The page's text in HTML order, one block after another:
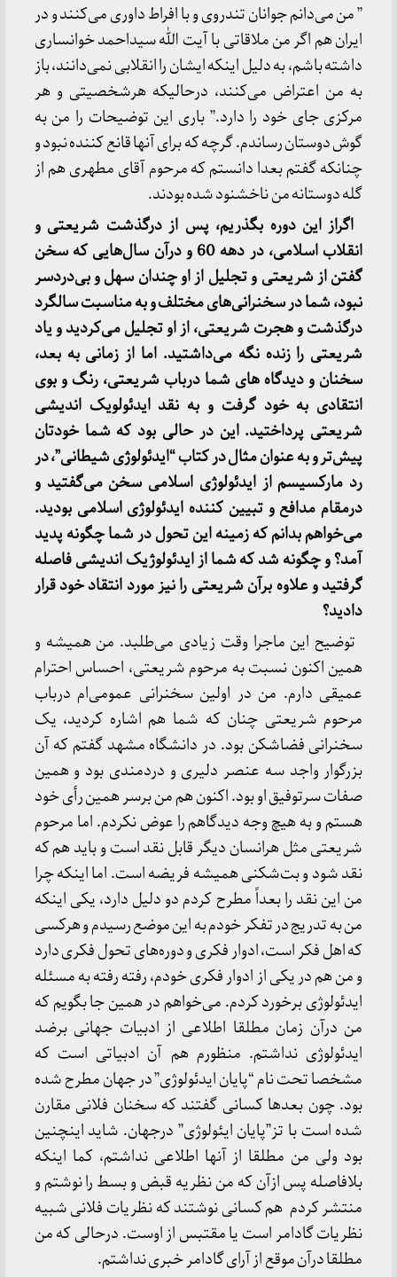
” من می‌دانم جوانان تندروی و با افراط داوری می‌کنند و در
ایران هم اگر من ملاقاتی با آیت الله سیداحمد خوانساری
داشته باشم، به دلیل اینکه ایشان را انقلابی نمی‌دانند، باز
به من اعتراض می‌کنند، درحالیکه هرشخصیتی و هر
مرکزی جای خود را دارد.” باری این توضیحات را من به
گوش دوستان رساندم. گرچه که برای آنها قانع کننده نبود و
چنانکه گفتم بعدا دانستم که مرحوم آقای مطهری هم از
گله دوستانه من ناخشنود شده بودند.
اگراز این دوره بگذریم، پس از درگذشت شریعتی و
انقلاب اسلامی، در دهه 60 و درآن سال‌هایی که سخن
گفتن از شریعتی و تجلیل از او چندان سهل و بی‌دردسر
نبود، شما در سخنرانی‌های مختلف و به مناسبت سالگرد
درگذشت و هجرت شریعتی، از او تجلیل می‌کردید و یاد
شریعتی را زنده نگه می‌داشتید. اما از زمانی به بعد،
سخنان و دیدگاه های شما درباب شریعتی، رنگ و بوی
انتقادی به خود گرفت و به نقد ایدئولویک اندیشی
شریعتی پرداختید. این در حالی بود که شما خودتان
پیش‌تر و به عنوان مثال در کتاب “ایدئولوژی شیطانی”، در
رد مارکسیسم از ایدئولوژی اسلامی سخن می‌گفتید و
درمقام مدافع و تبیین کننده ایدئولوژی اسلامی بودید.
می‌خواهم بدانم که زمینه این تحول در شما چگونه پدید
آمد؟ و چگونه شد که شما از ایدئولوژیک اندیشی فاصله
گرفتید و علاوه برآن شریعتی را نیز مورد انتقاد خود قرار
دادید؟
توضیح این ماجرا وقت زیادی می‌طلبد. من همیشه و
همین اکنون نسبت به مرحوم شریعتی، احساس احترام
عمیقی دارم. من در اولین سخنرانی عمومی‌ام درباب
مرحوم شریعتی چنان که شما هم اشاره کردید، یک
سخنرانی فضاشکن بود. در دانشگاه مشهد گفتم که آن
بزرگوار واجد سه عنصر دلیری و دردمندی بود و همین
صفات سرتوفیق او بود. اکنون هم من برسر همین رأی خود
هستم و به هیچ وجه دیدگاهم را عوض نکردم. اما مرحوم
شریعتی مثل هرانسان دیگر قابل نقد است و باید هم که
نقد شود و بت‌شکنی همیشه فریضه است. اما اینکه چرا
من این نقد را بعداً مطرح کردم دو دلیل دارد، یکی اینکه
من به تدریج در تفکر خودم به این موضع رسیدم و هرکسی
که اهل فکر است، ادوار فکری و دوره‌های تحول فکری دارد
و من هم در یکی از ادوار فکری خودم، رفته رفته به مسئله
ایدئولوژی برخورد کردم. می‌خواهم در همین جا بگویم که
من درآن زمان مطلقا اطلاعی از ادبیات جهانی برضد
ایدئولوژی نداشتم. منظورم هم آن ادبیاتی است که
مشخصا تحت نام “پایان ایدئولوژی” در جهان مطرح شده
بود. چون بعدها کسانی گفتند که سخنان فلانی مقارن
شده است با تز”پایان ایئولوژی” درجهان. شاید اینچنین
بود ولی من مطلقا از آنها اطلاعی نداشتم، کما اینکه
بلافاصله پس ازآن که من نظریه قبض و بسط را نوشتم و
منتشر کردم هم کسانی نوشتند که نظریات فلانی شبیه
نظریات گادامر است یا مقتبس از اوست. درحالی که من
مطلقا درآن موقع از آرای گادامر خبری نداشتم.